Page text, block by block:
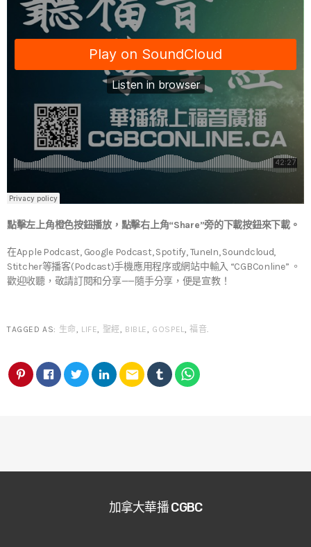
點擊左上角橙色按鈕播放，點擊右上角“Share”旁的下載按鈕來下載。
在Apple Podcast, Google Podcast, Spotify, TuneIn, Soundcloud,
Stitcher等播客(Podcast)手機應用程序或網站中輸入 “CGBConline” 。
歡迎收聽，敬請訂閱和分享——隨手分享，便是宣教！
TAGGED AS: 生命, LIFE, 聖經, BIBLE, GOSPEL,福音.
email
加拿大華播 CGBC